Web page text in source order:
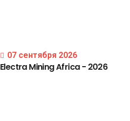
07 сентября 2026
ElectraMiningAfrica- 2026